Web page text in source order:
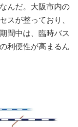
んだ。大阪市内の
スが整っており、
間中は、臨時バス
利便性が高まるん